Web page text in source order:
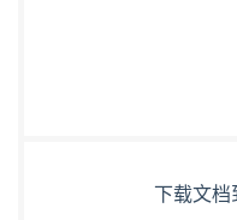
下载文档